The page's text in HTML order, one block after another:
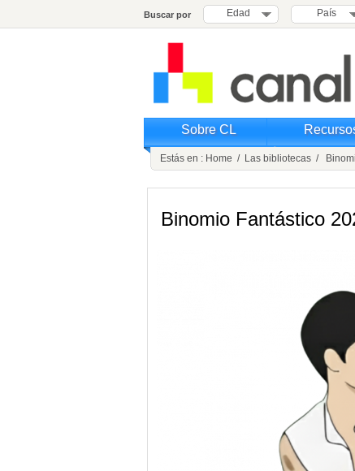
Buscar por Edad País
Sobre CL
Estás en : Home / Las bibliotecas /
Binomio Fantástico